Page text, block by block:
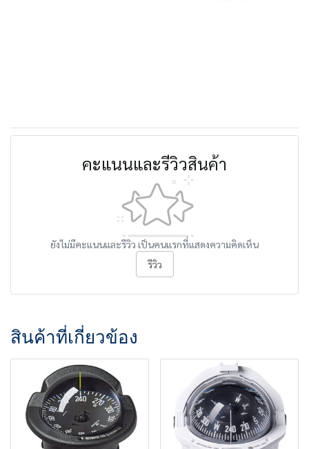
คะแนนและรีวิวสินค้า
ยังไม่มีคะแนนและรีวิว เป็นคนแรกที่แสดงความคิดเห็น
รีวิว
สินค้าที่เกี่ยวข้อง